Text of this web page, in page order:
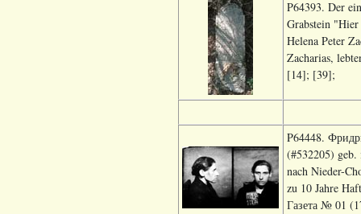
P64393. Der
Grabstein
Helena Peter
Zacharias,
[14]; [39];
P64448.
(#532205)
nach Nieder-
zu 10 Jahre
Газета № 01